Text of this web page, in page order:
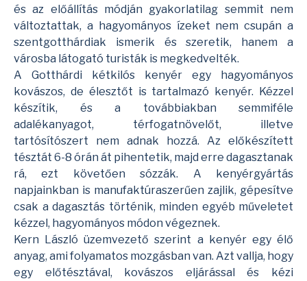
és az előállítás módján gyakorlatilag semmit nem
változtattak, a hagyományos ízeket nem csupán a
szentgotthárdiak ismerik és szeretik, hanem a
városba látogató turisták is megkedvelték.
A Gotthárdi kétkilós kenyér egy hagyományos
kovászos, de élesztőt is tartalmazó kenyér. Kézzel
készítik, és a továbbiakban semmiféle
adalékanyagot, térfogatnövelőt, illetve
tartósítószert nem adnak hozzá. Az előkészített
tésztát 6-8 órán át pihentetik, majd erre dagasztanak
rá, ezt követően sózzák. A kenyérgyártás
napjainkban is manufaktúraszerűen zajlik, gépesítve
csak a dagasztás történik, minden egyéb műveletet
kézzel, hagyományos módon végeznek.
Kern László üzemvezető szerint a kenyér egy élő
anyag, ami folyamatos mozgásban van. Azt vallja, hogy
egy előtésztával, kovászos eljárással és kézi